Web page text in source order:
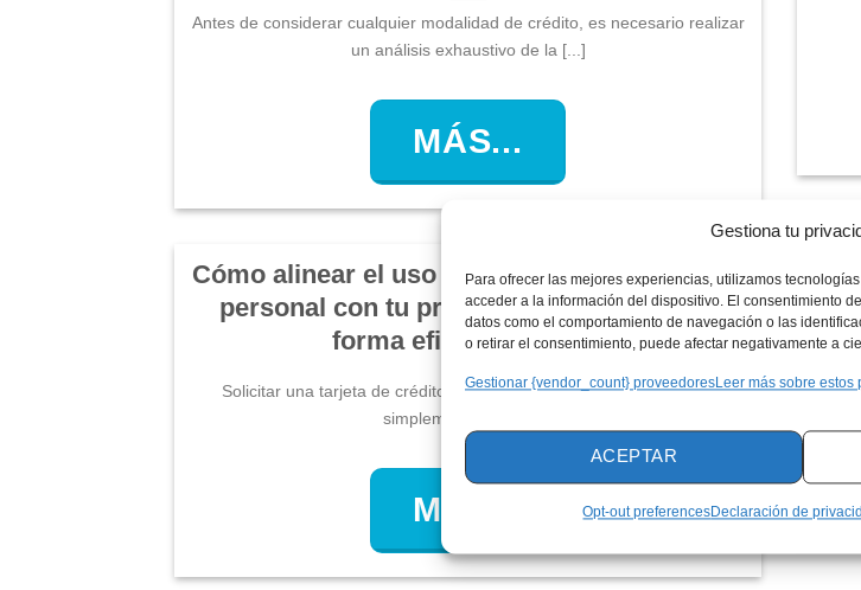
Gestiona tu
Para ofrecer las mejores experiencias, utilizamos
acceder a la información del dispositivo. El consentimiento
datos como el comportamiento de navegación o las
o retirar el consentimiento, puede afectar negativamente a
Gestionar {vendor_count} proveedoresLeer más sobre estos
ACEPTAR
Opt-out preferencesDeclaración de
Antes de considerar cualquier modalidad de crédito, es necesario realizar
un análisis exhaustivo de la [...]
MÁS...
Cómo alinear el uso de la tarjeta y del crédito
personal con tu presupuesto mensual de
forma eficiente y clara
Solicitar una tarjeta de crédito es una decisión que va más allá de
simplemente llenar [...]
MÁS...
La